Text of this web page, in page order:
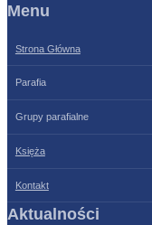
Menu
Strona Główna
Parafia
Grupy parafialne
Księża
Kontakt
Aktualności